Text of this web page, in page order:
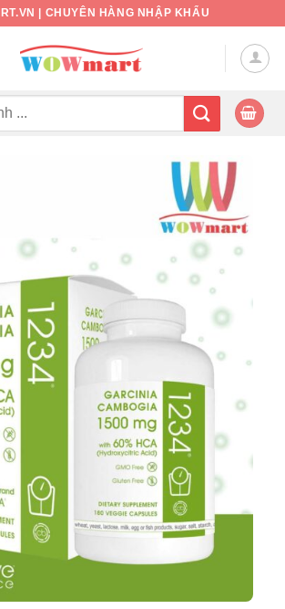
| CHUYÊN HÀNG NHẬP KHẨU